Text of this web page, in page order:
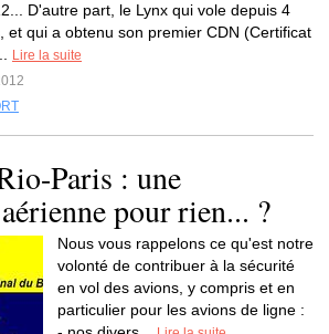
D'autre part, le Lynx qui vole depuis 4
et qui a obtenu son premier CDN (Certificat
Lire la suite
Paris : une
pour rien... ?
Nous vous rappelons ce qu'est notre
volonté de contribuer à la sécurité
en vol des avions, y compris et en
particulier pour les avions de ligne :